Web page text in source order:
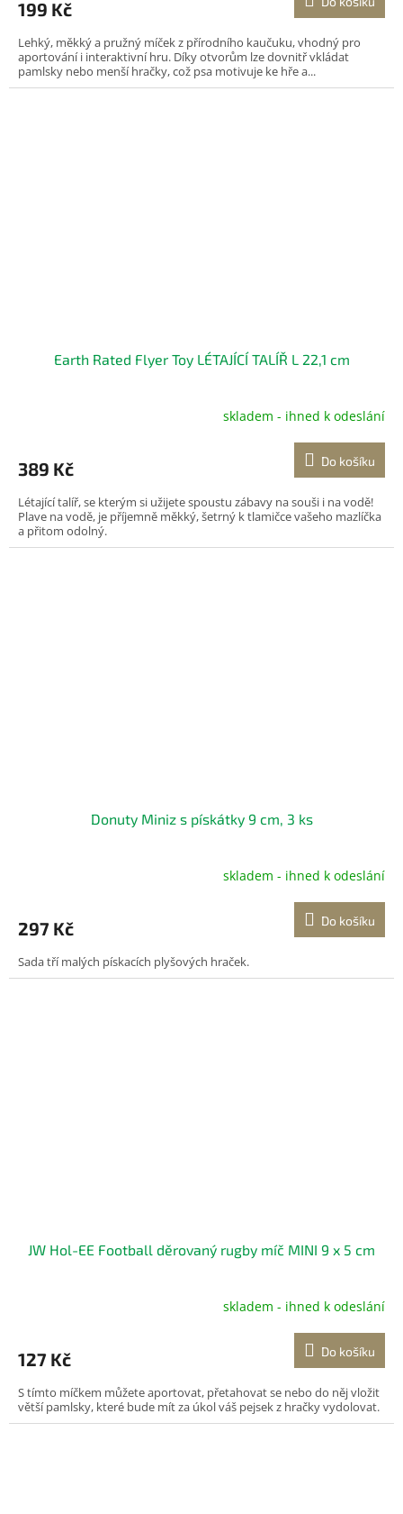
199 Kč
Lehký, měkký a pružný míček z přírodního kaučuku, vhodný pro
aportování i interaktivní hru. Díky otvorům lze dovnitř vkládat
pamlsky nebo menší hračky, což psa motivuje ke hře a...
Earth Rated Flyer Toy LÉTAJÍCÍ TALÍŘ L 22,1 cm
skladem - ihned k odeslání
389 Kč Do košíku
Létající talíř, se kterým si užijete spoustu zábavy na souši i na vodě!
Plave na vodě, je příjemně měkký, šetrný k tlamičce vašeho mazlíčka
a přitom odolný.
Donuty Miniz s pískátky 9 cm, 3 ks
skladem - ihned k odeslání
297 Kč Do košíku
Sada tří malých pískacích plyšových hraček.
JW Hol-EE Football děrovaný rugby míč MINI 9 x 5 cm
skladem - ihned k odeslání
127 Kč Do košíku
S tímto míčkem můžete aportovat, přetahovat se nebo do něj vložit
větší pamlsky, které bude mít za úkol váš pejsek z hračky vydolovat.